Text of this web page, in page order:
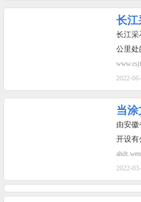
长江
长江采
公里处
2022-
当涂
由安徽
开设有
2022-